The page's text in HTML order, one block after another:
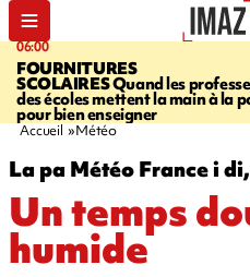
06:00
FOURNITURES
SCOLAIRESQuand les
des écoles mettent la main à la
pour bien enseigner
Accueil Météo
La pa Météo France i
Un temps
humide